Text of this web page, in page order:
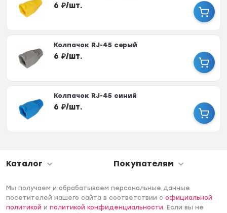
6 ₽/шт.
Колпачок RJ-45 серый
6 ₽/шт.
Колпачок RJ-45 синий
6 ₽/шт.
Каталог Покупателям
Мы получаем и обрабатываем персональные данные
посетителей нашего сайта в соответствии софициальной
политикой иполитикой конфиденциальности. Если вы не